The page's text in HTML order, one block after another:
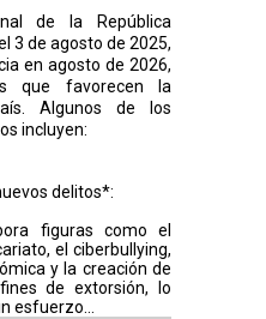
de la República
3 de agosto de 2025,
en agosto de 2026,
que favorecen la
Algunos de los
incluyen:
delitos*:
figuras como el
el ciberbullying,
y la creación de
de extorsión, lo
esfuerzo...